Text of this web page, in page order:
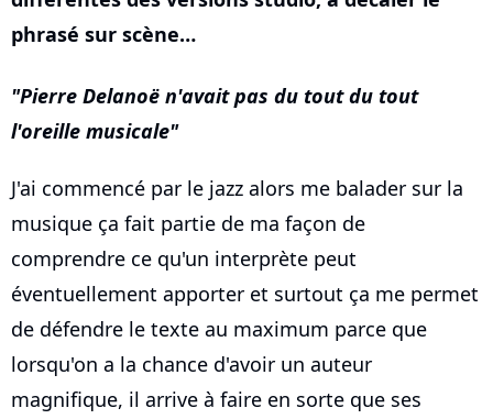
phrasé sur scène…
Pierre Delanoë n'avait pas du tout du tout
l'oreille musicale
J'ai commencé par le jazz alors me balader sur la
musique ça fait partie de ma façon de
comprendre ce qu'un interprète peut
éventuellement apporter et surtout ça me permet
de défendre le texte au maximum parce que
lorsqu'on a la chance d'avoir un auteur
magnifique, il arrive à faire en sorte que ses